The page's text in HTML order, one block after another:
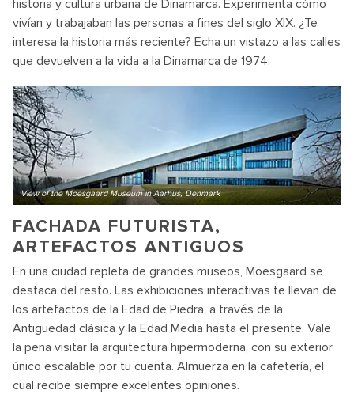
historia y cultura urbana de Dinamarca. Experimenta cómo
vivían y trabajaban las personas a fines del siglo XIX. ¿Te
interesa la historia más reciente? Echa un vistazo a las calles
que devuelven a la vida a la Dinamarca de 1974.
View of the Moesgaard Museum in Aarhus, Denmark
FACHADA FUTURISTA,
ARTEFACTOS ANTIGUOS
En una ciudad repleta de grandes museos, Moesgaard se
destaca del resto. Las exhibiciones interactivas te llevan de
los artefactos de la Edad de Piedra, a través de la
Antigüedad clásica y la Edad Media hasta el presente. Vale
la pena visitar la arquitectura hipermoderna, con su exterior
único escalable por tu cuenta. Almuerza en la cafetería, el
cual recibe siempre excelentes opiniones.